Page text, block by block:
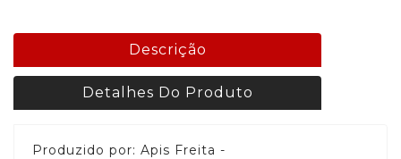
Descrição
Detalhes Do Produto
Produzido por: Apis Freita -